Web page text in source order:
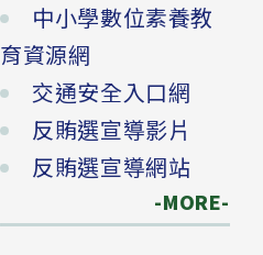
中小學數位素養教
育資源網
交通安全入口網
反賄選宣導影片
反賄選宣導網站
-MORE-